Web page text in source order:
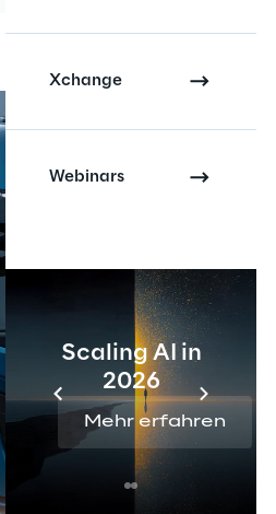
Xchange
Webinars
Scaling AI in
2026
Mehr erfahren